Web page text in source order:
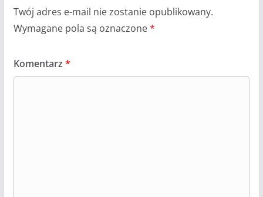
Twój adres e-mail nie zostanie opublikowany.
Wymagane pola są oznaczone*
Komentarz *